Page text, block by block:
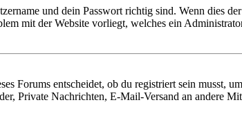
und dein Passwort richtig sind. Wenn dies
mit der Website vorliegt, welches ein
Forums entscheidet, ob du registriert sein musst,
Private Nachrichten, E-Mail-Versand an andere